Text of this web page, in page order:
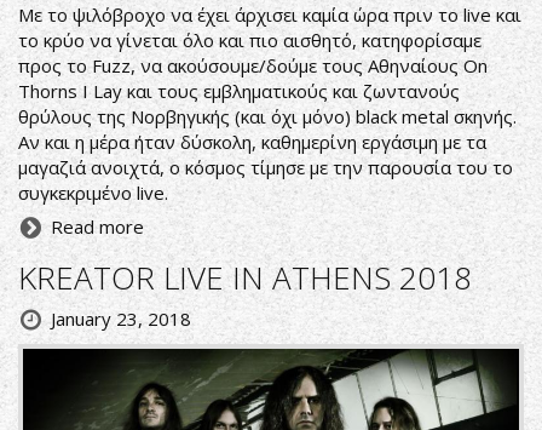
Με το ψιλόβροχο να έχει άρχισει καμία ώρα πριν το live και
το κρύο να γίνεται όλο και πιο αισθητό, κατηφορίσαμε
προς το Fuzz, να ακούσουμε/δούμε τους Αθηναίους On
Thorns I Lay και τους εμβληματικούς και ζωντανούς
θρύλους της Νορβηγικής (και όχι μόνο) black metal σκηνής.
Αν και η μέρα ήταν δύσκολη, καθημερίνη εργάσιμη με τα
μαγαζιά ανοιχτά, ο κόσμος τίμησε με την παρουσία του το
συγκεκριμένο live.
Read more
KREATOR LIVE IN ATHENS 2018
January 23, 2018